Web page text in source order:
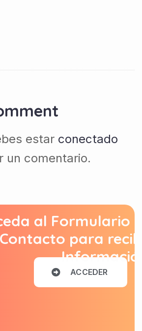
estar conectado
un comentario.
al Formulario
Contacto para
ACCEDER